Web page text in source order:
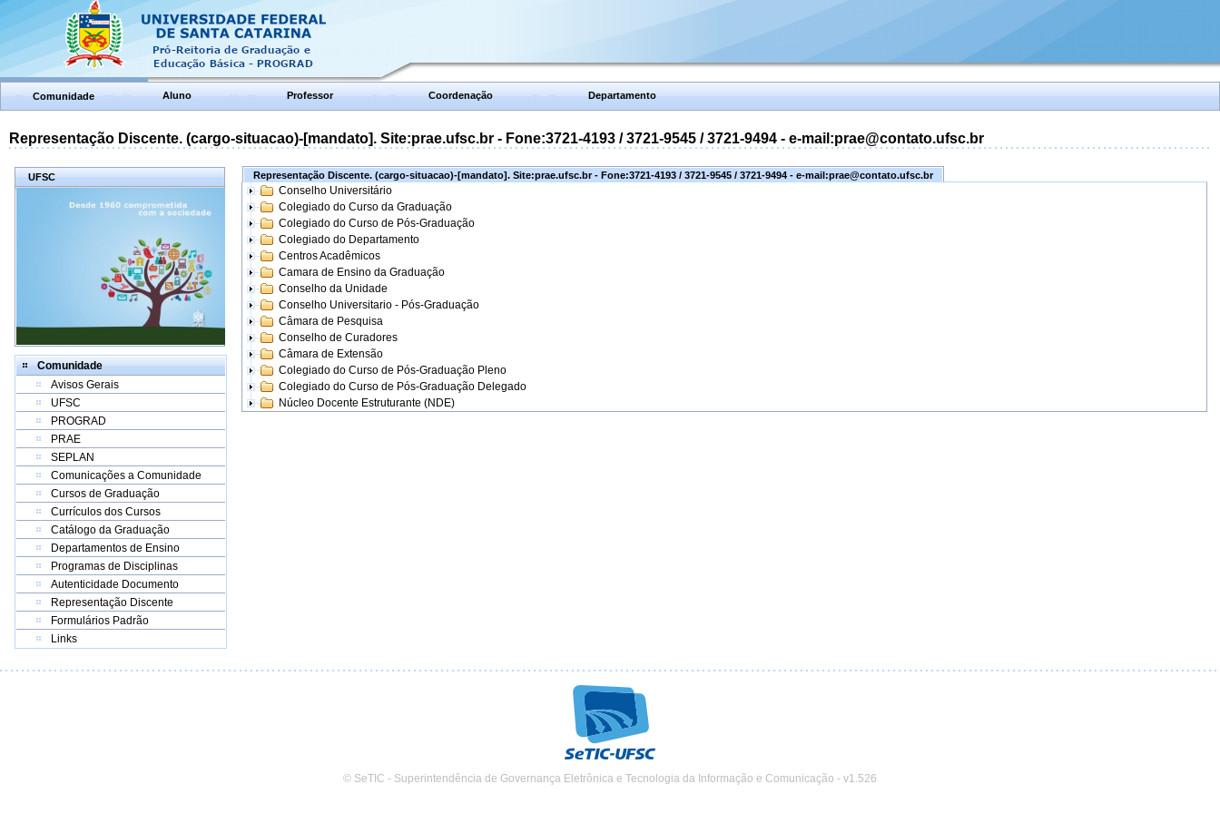
Comunidade Aluno Professor Coordenação Departamento
Representação Discente. (cargo-situacao)-[mandato]. Site:prae.ufsc.br - Fone:3721-4193 / 3721-9545 / 3721-9494 - e-mail:prae@contato.ufsc.br
UFSC
Comunidade
Avisos Gerais
UFSC
PROGRAD
PRAE
SEPLAN
Comunicações a Comunidade
Cursos de Graduação
Currículos dos Cursos
Catálogo da Graduação
Departamentos de Ensino
Programas de Disciplinas
Autenticidade Documento
Representação Discente
Formulários Padrão
Links
Representação Discente. (cargo-situacao)-[mandato]. Site:prae.ufsc.br - Fone:3721-4193 / 3721-9545 / 3721-9494 - e-mail:prae@contato.ufsc.br
Conselho Universitário
Colegiado do Curso da Graduação
Colegiado do Curso de Pós-Graduação
Colegiado do Departamento
Centros Acadêmicos
Camara de Ensino da Graduação
Conselho da Unidade
Conselho Universitario - Pós-Graduação
Câmara de Pesquisa
Conselho de Curadores
Câmara de Extensão
Colegiado do Curso de Pós-Graduação Pleno
Colegiado do Curso de Pós-Graduação Delegado
Núcleo Docente Estruturante (NDE)
© SeTIC - Superintendência de Governança Eletrônica e Tecnologia da Informação e Comunicação - v1.526